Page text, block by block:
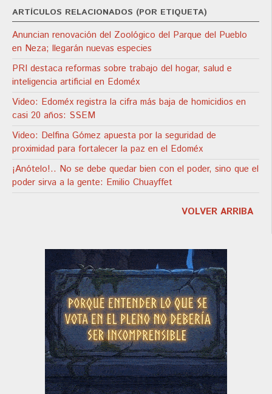
ARTÍCULOS RELACIONADOS (POR ETIQUETA)
Anuncian renovación del Zoológico del Parque del Pueblo
en Neza; llegarán nuevas especies
PRI destaca reformas sobre trabajo del hogar, salud e
inteligencia artificial en Edoméx
Video: Edoméx registra la cifra más baja de homicidios en
casi 20 años: SSEM
Video: Delfina Gómez apuesta por la seguridad de
proximidad para fortalecer la paz en el Edoméx
¡Anótelo!.. No se debe quedar bien con el poder, sino que el
poder sirva a la gente: Emilio Chuayffet
VOLVER ARRIBA